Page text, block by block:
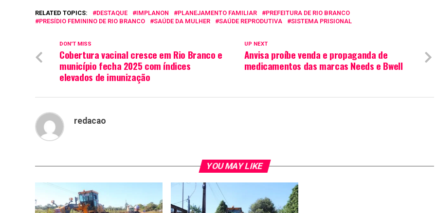
RELATED TOPICS: DESTAQUE IMPLANON PLANEJAMENTO FAMILIAR
PREFEITURA DE RIO BRANCO
PRESÍDIO FEMININO DE RIO BRANCO
SAÚDE DA MULHER SAÚDE REPRODUTIVA SISTEMA PRISIONAL
UP NEXT
Anvisa proíbe venda e propaganda de
medicamentos das marcas Needs e Bwell
DON'T MISS
Cobertura vacinal cresce em Rio Branco e
município fecha 2025 com índices
elevados de imunização
redacao
YOU MAY LIKE